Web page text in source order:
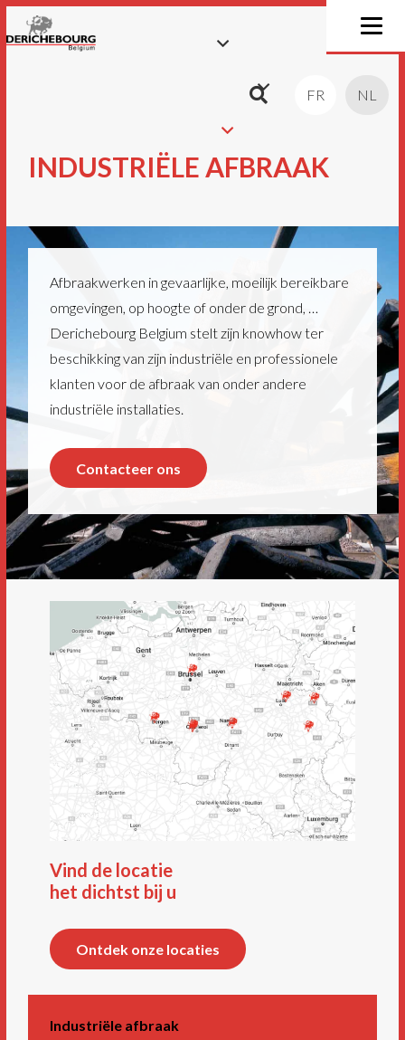
FR NL
INDUSTRIËLE AFBRAAK
Afbraakwerken in gevaarlijke, moeilijk bereikbare
omgevingen, op hoogte of onder de grond, …
Derichebourg Belgium stelt zijn knowhow ter
beschikking van zijn industriële en professionele
klanten voor de afbraak van onder andere
industriële installaties.
Contacteer ons
Vind de locatie
het dichtst bij u
Ontdek onze locaties
Industriële afbraak